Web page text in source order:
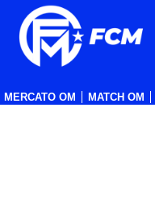
MERCATO OM MATCH OM